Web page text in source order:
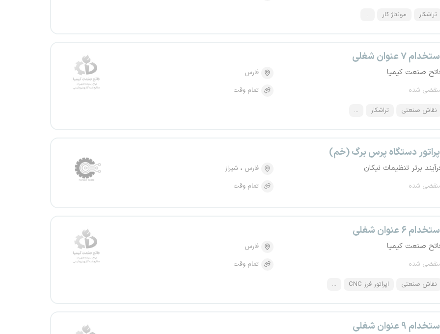
تراشکار مونتاژ کار ...
۷ عنوان شغلی
صنعت کیمیا
شده
فارس
تمام وقت
نقاش صنعتی تراشکار ...
دستگاه پرس برگ (خم)
برتر تنظیمات نیکان
شده
فارس
شیراز
تمام وقت
۶ عنوان شغلی
صنعت کیمیا
شده
فارس
تمام وقت
نقاش صنعتی اپراتور فرز CNC ...
۹ عنوان شغلی